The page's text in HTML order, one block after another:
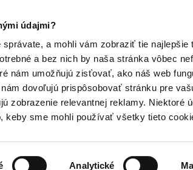
údajmi?
a mohli vám zobraziť tie najlepšie
a bez nich by naša stránka vôbec
nám umožňujú zisťovať, ako náš web
dovoľujú prispôsobovať stránku pre
zobrazenie relevantnej reklamy. Niektoré
keby sme mohli používať všetky tieto
Analytické